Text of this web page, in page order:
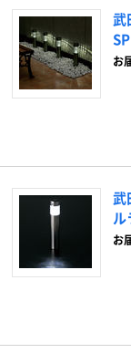
武
お
武
ル
お